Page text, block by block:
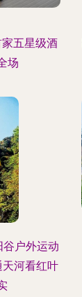
五星级酒
场
户外运动
河看红叶